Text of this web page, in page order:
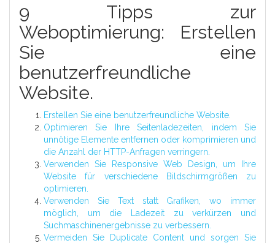
9 Tipps zur
Weboptimierung: Erstellen
Sie eine
benutzerfreundliche
Website.
Erstellen Sie eine benutzerfreundliche Website.
Optimieren Sie Ihre Seitenladezeiten, indem Sie
unnötige Elemente entfernen oder komprimieren und
die Anzahl der HTTP-Anfragen verringern.
Verwenden Sie Responsive Web Design, um Ihre
Website für verschiedene Bildschirmgrößen zu
optimieren.
Verwenden Sie Text statt Grafiken, wo immer
möglich, um die Ladezeit zu verkürzen und
Suchmaschinenergebnisse zu verbessern.
Vermeiden Sie Duplicate Content und sorgen Sie